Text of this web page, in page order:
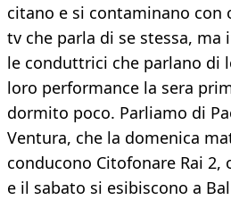
citano e si contaminano con
tv che parla di se stessa, ma
le conduttrici che parlano di
loro performance la sera
dormito poco. Parliamo di
Ventura, che la domenica
conducono Citofonare Rai 2,
e il sabato si esibiscono a